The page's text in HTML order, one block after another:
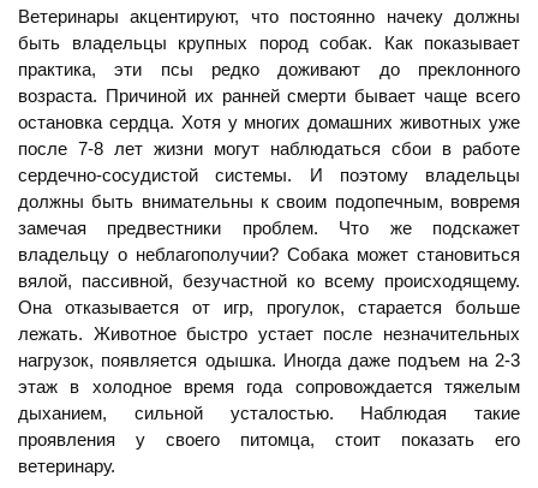
Ветеринары акцентируют, что постоянно начеку должны
быть владельцы крупных пород собак. Как показывает
практика, эти псы редко доживают до преклонного
возраста. Причиной их ранней смерти бывает чаще всего
остановка сердца. Хотя у многих домашних животных уже
после 7-8 лет жизни могут наблюдаться сбои в работе
сердечно-сосудистой системы. И поэтому владельцы
должны быть внимательны к своим подопечным, вовремя
замечая предвестники проблем. Что же подскажет
владельцу о неблагополучии? Собака может становиться
вялой, пассивной, безучастной ко всему происходящему.
Она отказывается от игр, прогулок, старается больше
лежать. Животное быстро устает после незначительных
нагрузок, появляется одышка. Иногда даже подъем на 2-3
этаж в холодное время года сопровождается тяжелым
дыханием, сильной усталостью. Наблюдая такие
проявления у своего питомца, стоит показать его
ветеринару.